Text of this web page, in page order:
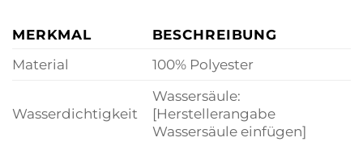
MERKMAL
BESCHREIBUNG
Material
100% Polyester
Wasserdichtigkeit
Wassersäule:
[Herstellerangabe
Wassersäule einfügen]